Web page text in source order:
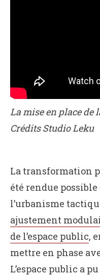
La mise en place de
Crédits Studio Leku
La transformation
été rendue
l’urbanisme
ajustement
de l’espace public,
mettre en phase
L’espace public a